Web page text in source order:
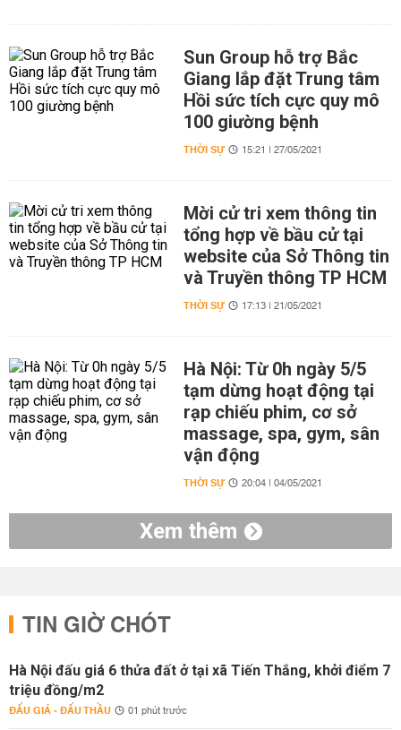
Sun Group hỗ trợ Bắc
Giang lắp đặt Trung tâm
Hồi sức tích cực quy mô
100 giường bệnh
THỜI SỰ 15:21 | 27/05/2021
Mời cử tri xem thông tin
tổng hợp về bầu cử tại
website của Sở Thông tin
và Truyền thông TP HCM
THỜI SỰ 17:13 | 21/05/2021
Hà Nội: Từ 0h ngày 5/5
tạm dừng hoạt động tại
rạp chiếu phim, cơ sở
massage, spa, gym, sân
vận động
THỜI SỰ 20:04 | 04/05/2021
Xem thêm
TIN GIỜ CHÓT
Hà Nội đấu giá 6 thửa đất ở tại xã Tiến Thắng, khởi điểm 7
triệu đồng/m2
ĐẤU GIÁ - ĐẤU THẦU 01 phút trước